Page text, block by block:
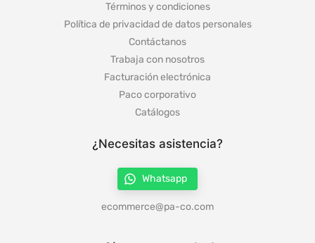
Términos y condiciones
Política de privacidad de datos personales
Contáctanos
Trabaja con nosotros
Facturación electrónica
Paco corporativo
Catálogos
¿Necesitas asistencia?
Whatsapp
ecommerce@pa-co.com